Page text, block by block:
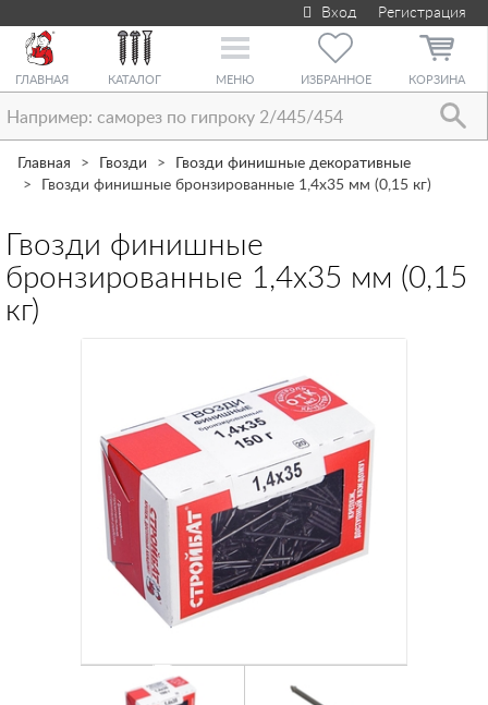
Вход Регистрация
ГЛАВНАЯ КАТАЛОГ
Toggle
МЕНЮ ИЗБРАННОЕ КОРЗИНА
Главная Гвозди
Гвозди финишные декоративные
Гвозди финишные бронзированные 1,4х35 мм (0,15 кг)
Гвозди финишные
бронзированные 1,4х35 мм (0,15
кг)